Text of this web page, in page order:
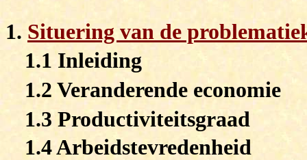
1. Situering van de
1.1 Inleiding
1.2 Veranderende economie
1.3 Productiviteitsgraad
1.4 Arbeidstevredenheid